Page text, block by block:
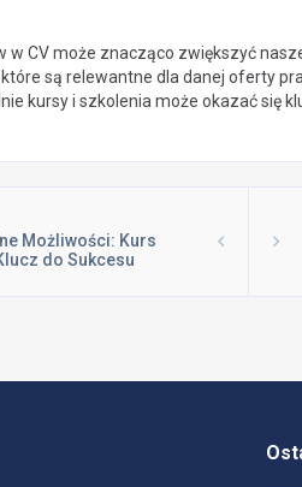
CV może znacząco zwiększyć
są relewantne dla danej oferty
kursy i szkolenia może okazać się
Możliwości: Kurs
do Sukcesu